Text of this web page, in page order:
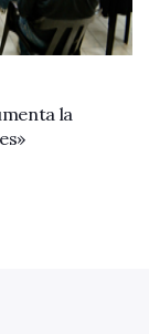
la